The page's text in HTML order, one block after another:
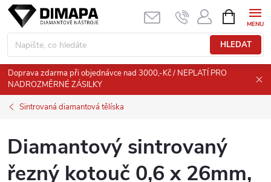
Přejít
obsah
HLEDAT
NÁKUPNÍ
KOŠÍK
Doprava zdarma při objednávce nad 3000,-Kč / NEPLATÍ PRO
NADROZMĚRNÉ ZÁSILKY
Sintrovaná diamantová tělíska
Diamantový sintrovaný
řezný kotouč 0,6 x 26mm,